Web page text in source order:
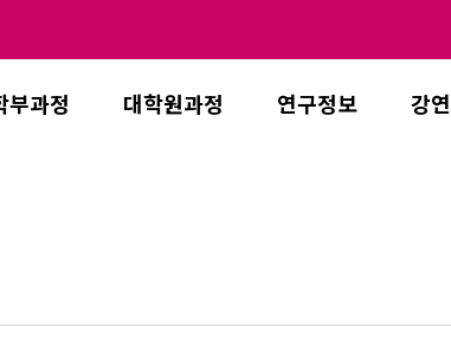
부과정 대학원과정 연구정보 강